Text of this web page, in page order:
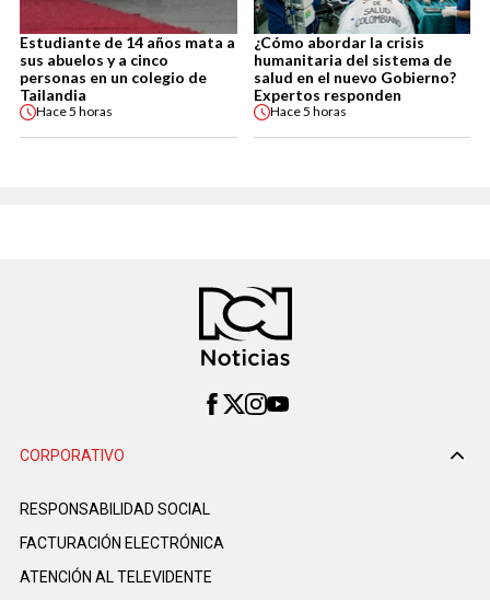
Estudiante de 14 años mata a
sus abuelos y a cinco
personas en un colegio de
Tailandia
Hace5 horas
¿Cómo abordar la crisis
humanitaria del sistema de
salud en el nuevo Gobierno?
Expertos responden
Hace5 horas
CORPORATIVO
RESPONSABILIDAD SOCIAL
FACTURACIÓN ELECTRÓNICA
ATENCIÓN AL TELEVIDENTE